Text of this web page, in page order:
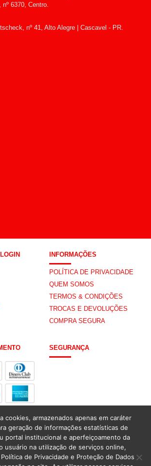
6370, Centro.
nº 41, Alto Alegre | Cascavel - PR.
INFORMAÇÕES
POLÍTICA DE PRIVACIDADE
QUEM SOMOS
TERMOS & CONDIÇÕES
TROCAS E DEVOLUÇÕES
COMPRA SEGURA
SEGURANÇA
cookies, armazenados apenas em caráter
geração de informações estatísticas de
portal institucional e aperfeiçoamento da
usuário na utilização de serviços online,
de Privacidade e Proteção de Dados